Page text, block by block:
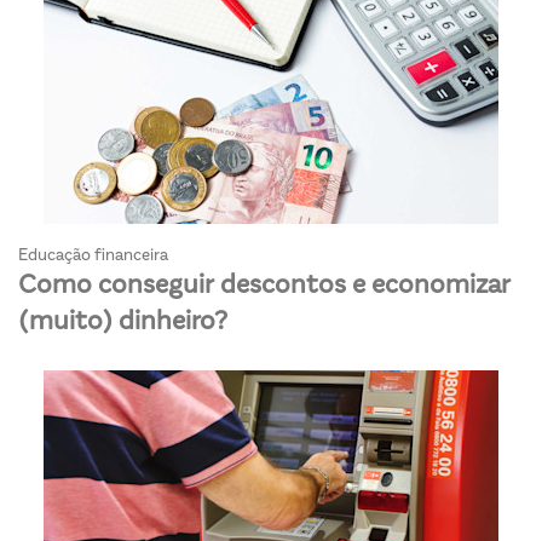
Educação financeira
Como conseguir descontos e economizar
(muito) dinheiro?